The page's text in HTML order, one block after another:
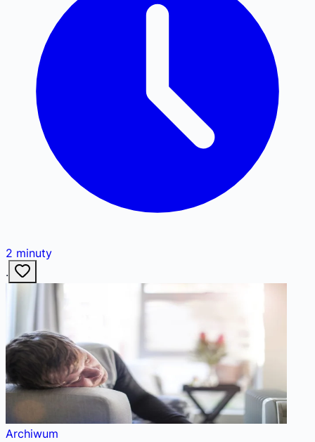
2 minuty
·
Archiwum